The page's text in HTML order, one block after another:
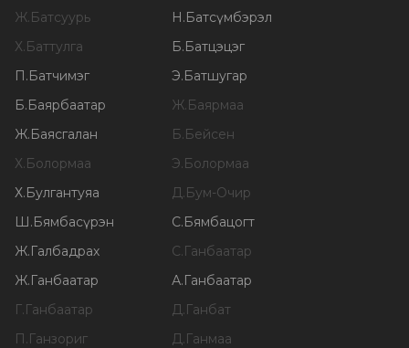
Ж.Батсуурь Н.Батсүмбэрэл
Х.Баттулга Б.Батцэцэг
П.Батчимэг Э.Батшугар
Б.Баярбаатар Ж.Баярмаа
Ж.Баясгалан Б.Бейсен
Х.Болормаа Э.Болормаа
Х.Булгантуяа Д.Бум-Очир
Ш.Бямбасүрэн С.Бямбацогт
Ж.Галбадрах С.Ганбаатар
Ж.Ганбаатар А.Ганбаатар
Г.Ганбаатар Д.Ганбат
П.Ганзориг Д.Ганмаа